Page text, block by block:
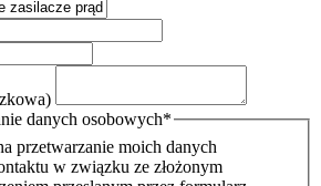
danych osobowych*
przetwarzanie moich danych
w związku ze złożonym